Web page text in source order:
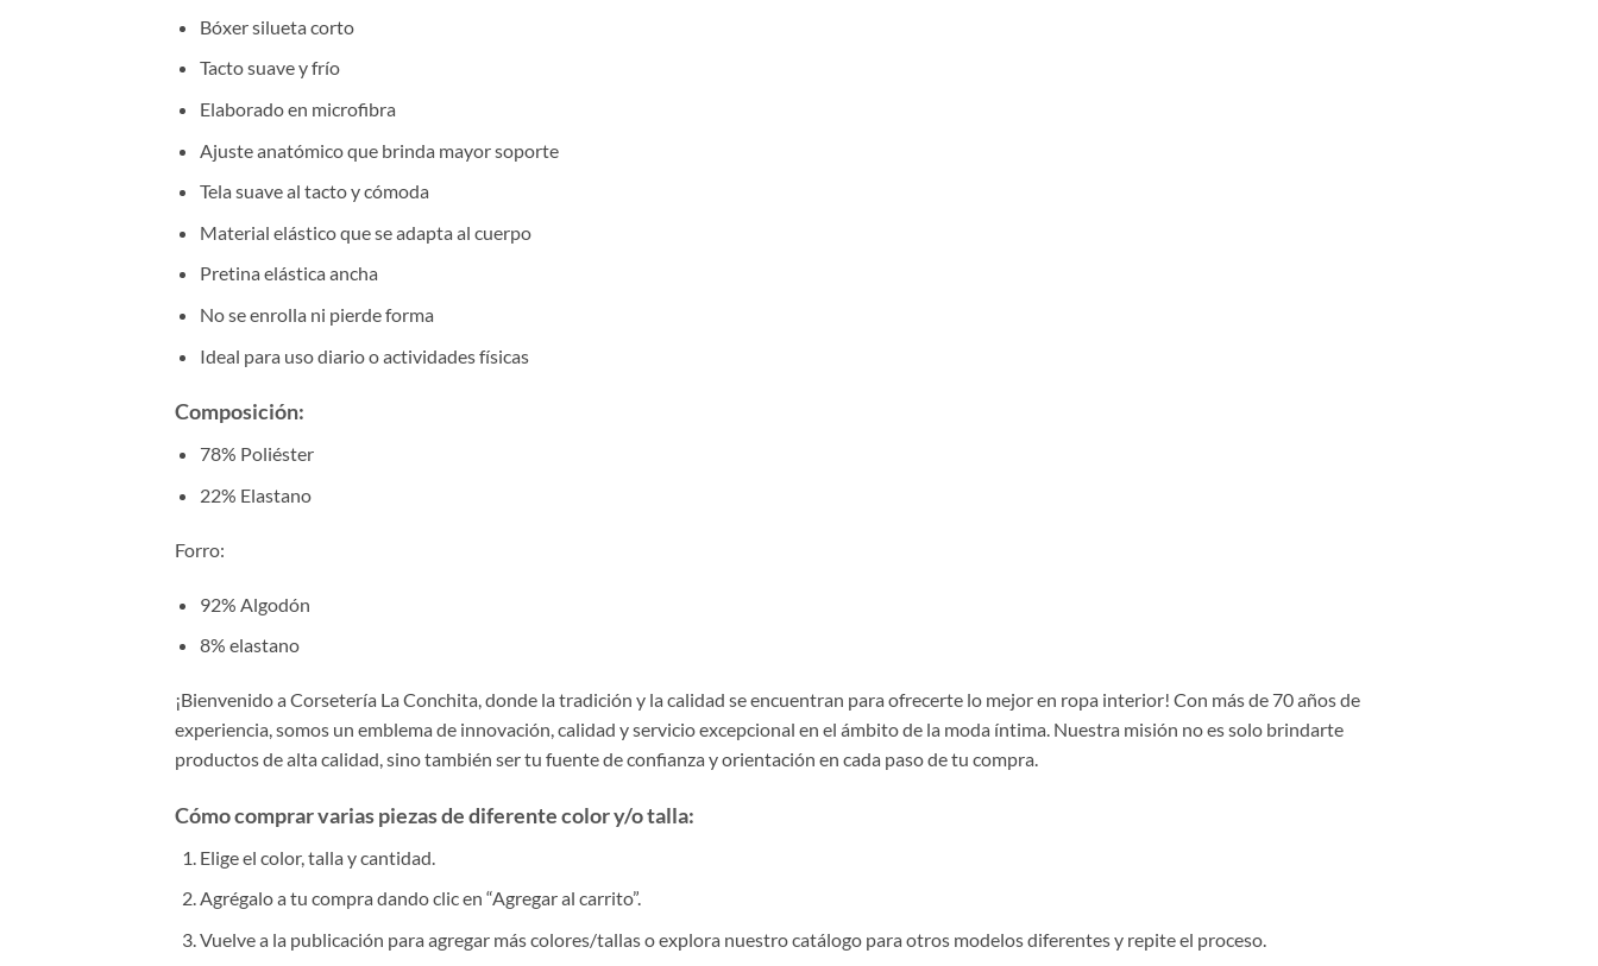
Bóxer silueta corto
Tacto suave y frío
Elaborado en microfibra
Ajuste anatómico que brinda mayor soporte
Tela suave al tacto y cómoda
Material elástico que se adapta al cuerpo
Pretina elástica ancha
No se enrolla ni pierde forma
Ideal para uso diario o actividades físicas
Composición:
78% Poliéster
22% Elastano
Forro:
92% Algodón
8% elastano
¡Bienvenido a Corsetería La Conchita, donde la tradición y la calidad se encuentran para ofrecerte lo mejor en ropa interior! Con más de 70 años de
experiencia, somos un emblema de innovación, calidad y servicio excepcional en el ámbito de la moda íntima. Nuestra misión no es solo brindarte
productos de alta calidad, sino también ser tu fuente de confianza y orientación en cada paso de tu compra.
Cómo comprar varias piezas de diferente color y/o talla:
Elige el color, talla y cantidad.
Agrégalo a tu compra dando clic en “Agregar al carrito”.
Vuelve a la publicación para agregar más colores/tallas o explora nuestro catálogo para otros modelos diferentes y repite el proceso.